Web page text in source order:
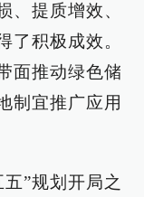
、提质增效、
了积极成效。
面推动绿色储
制宜推广应用
”规划开局之